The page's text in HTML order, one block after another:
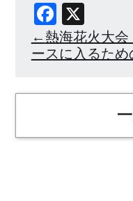
熱海花火大
ースに入るため